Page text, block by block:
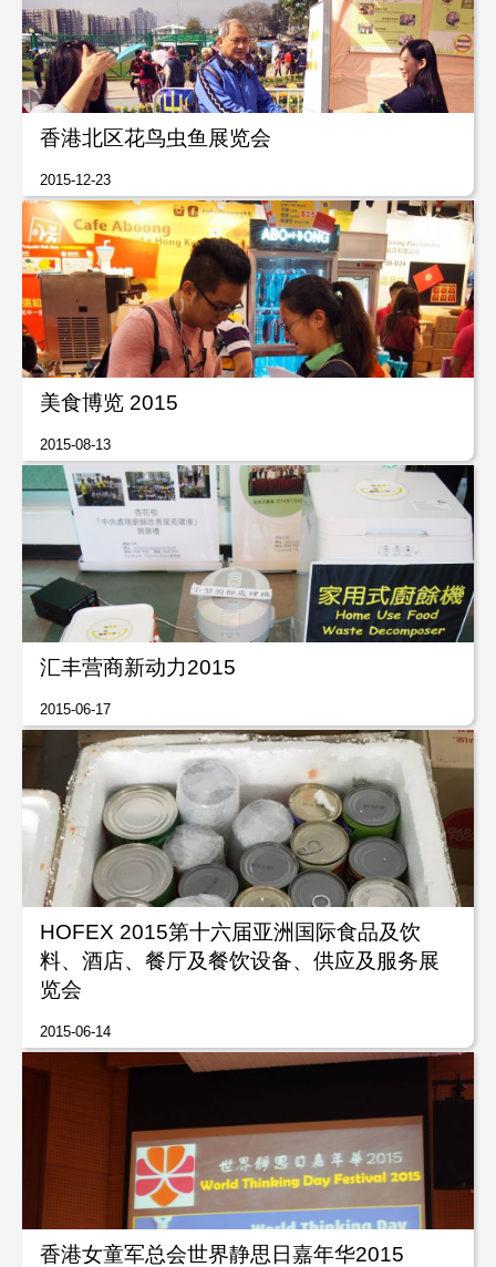
香港北区花鸟虫鱼展览会
2015-12-23
美食博览 2015
2015-08-13
汇丰营商新动力2015
2015-06-17
HOFEX 2015第十六届亚洲国际食品及饮
料、酒店、餐厅及餐饮设备、供应及服务展
览会
2015-06-14
香港女童军总会世界静思日嘉年华2015